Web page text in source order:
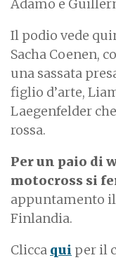
Adamo e
Il podio vede
Sacha Coenen,
una sassata
figlio d’arte,
Laegenfelder
rossa.
Per un paio di
motocross si
appuntamento
Finlandia.
Clicca qui per il